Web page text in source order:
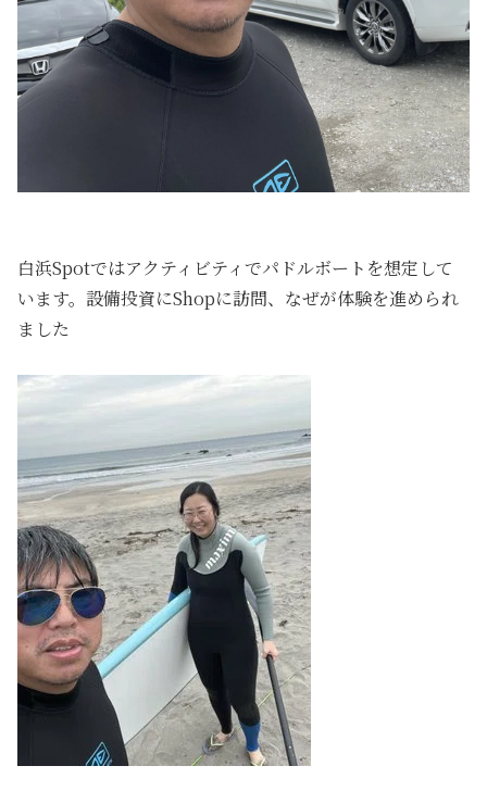
白浜Spotではアクティビティでパドルボートを想定して
います。設備投資にShopに訪問、なぜが体験を進められ
ました